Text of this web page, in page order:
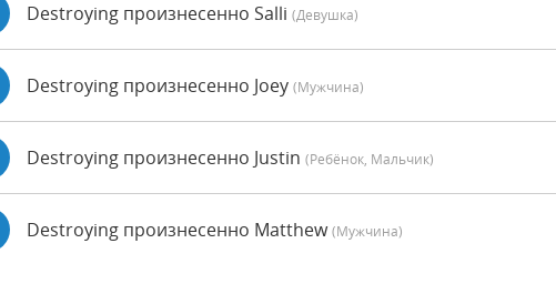
Destroying произнесенно Salli (девушка)
Destroying произнесенно Joey (мужчина)
Destroying произнесенно Justin (Ребёнок, Мальчик)
Destroying произнесенно Matthew(мужчина)